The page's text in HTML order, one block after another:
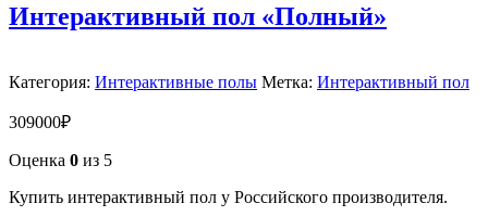
Интерактивный пол «Полный»
Категория: Интерактивные полы Метка: Интерактивный пол
309000₽
Оценка 0 из 5
Купить интерактивный пол у Российского производителя.